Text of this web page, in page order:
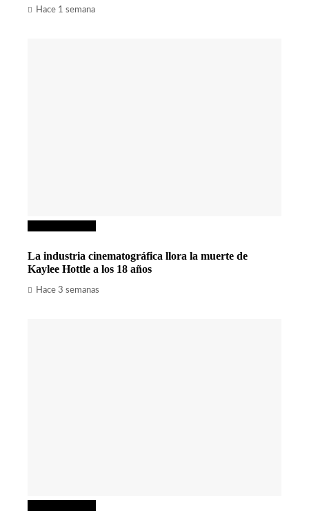
Hace 1 semana
La industria cinematográfica llora la muerte de
Kaylee Hottle a los 18 años
Hace 3 semanas